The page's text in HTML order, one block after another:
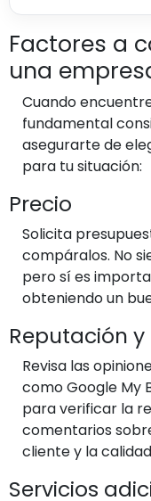
Factores a
una
Cuando
fundamental
asegurarte de
para tu situación:
Precio
Solicita
compáralos. No
pero sí es
obteniendo un
Reputación
Revisa las
como Google My
para verificar la
comentarios
cliente y la
Servicios